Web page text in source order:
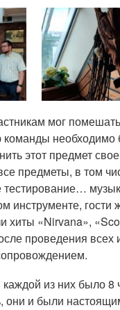
мог помешать
команды
этот предмет
предметы, в том
тестирование…
инструменте, гости
хиты «Nirvana»,
проведения всех
из них было 8
они и были